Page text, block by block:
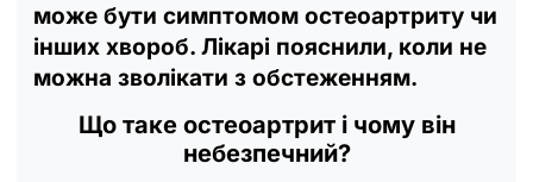
може бути симптомом остеоартриту чи
інших хвороб. Лікарі пояснили, коли не
можна зволікати з обстеженням.
Що таке остеоартрит і чому він
небезпечний?